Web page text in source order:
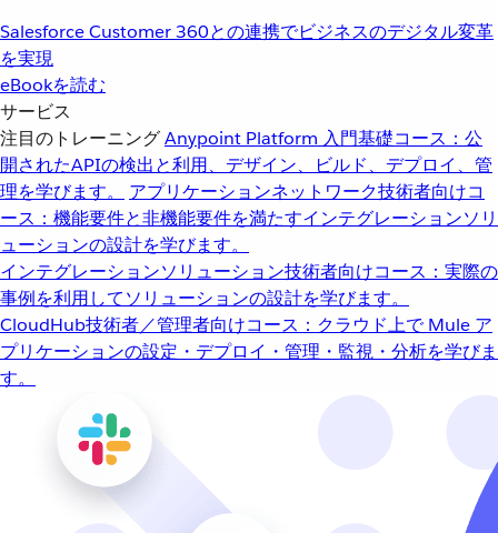
Salesforce Customer 360との連携でビジネスのデジタル変革
を実現
eBookを読む
サービス
注目のトレーニングAnypoint Platform 入門基礎コース：公
開されたAPIの検出と利用、デザイン、ビルド、デプロイ、管
理を学びます。
アプリケーションネットワーク技術者向けコ
ース：機能要件と非機能要件を満たすインテグレーションソリ
ューションの設計を学びます。
インテグレーションソリューション技術者向けコース：実際の
事例を利用してソリューションの設計を学びます。
CloudHub技術者／管理者向けコース：クラウド上で Mule ア
プリケーションの設定・デプロイ・管理・監視・分析を学びま
す。